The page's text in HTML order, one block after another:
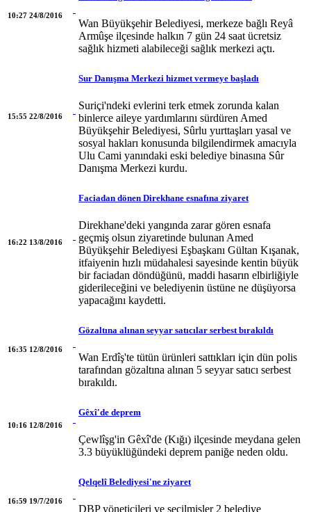
10:27 24/8/2016
Wan Büyükşehir Belediyesi, merkeze bağlı Reyâ
Armûşe ilçesinde halkın 7 gün 24 saat ücretsiz
sağlık hizmeti alabileceği sağlık merkezi açtı.
15:55 22/8/2016
Sur Danışma Merkezi hizmet vermeye başladı
Suriçi'ndeki evlerini terk etmek zorunda kalan
binlerce aileye yardımlarını sürdüren Amed
Büyükşehir Belediyesi, Sûrlu yurttaşları yasal ve
sosyal hakları konusunda bilgilendirmek amacıyla
Ulu Cami yanındaki eski belediye binasına Sûr
Danışma Merkezi kurdu.
16:22 13/8/2016
Faciadan dönen Direkhane esnafına ziyaret
Direkhane'deki yangında zarar gören esnafa
geçmiş olsun ziyaretinde bulunan Amed
Büyükşehir Belediyesi Eşbaşkanı Gültan Kışanak,
itfaiyenin hızlı müdahalesi sayesinde kentin büyük
bir faciadan döndüğünü, maddi hasarın elbirliğiyle
giderileceğini ve belediyenin üstüne ne düşüyorsa
yapacağını kaydetti.
16:35 12/8/2016
Gözaltına alınan seyyar satıcılar serbest bırakıldı
Wan Erdîş'te tütün ürünleri sattıkları için dün polis
tarafından gözaltına alınan 5 seyyar satıcı serbest
bırakıldı.
10:16 12/8/2016
Gêxî'de deprem
Çewlîşg'in Gêxî'de (Kığı) ilçesinde meydana gelen
3.3 büyüklüğündeki deprem paniğe neden oldu.
16:59 19/7/2016
Qelqelî Belediyesi'ne ziyaret
DBP yöneticileri ve seçilmişler 2 belediye